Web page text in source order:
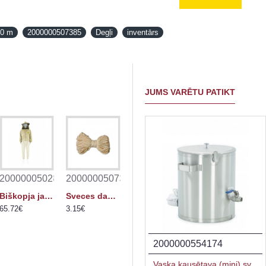
m 2000000507385 Degļi inventārs
2000000502892
Biškopja jaka PREMIUM (6057 L)
65.72€
2000000507361
Sveces dakts 3x11 / 20 m
3.15€
JUMS VARĒTU PATIKT
2000000554174